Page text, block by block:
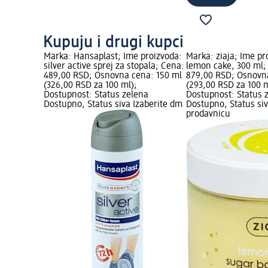
Kupuju i drugi kupci
Marka: Hansaplast; Ime proizvoda:
silver active sprej za stopala; Cena:
489,00 RSD; Osnovna cena: 150 ml
(326,00 RSD za 100 ml);
Dostupnost: Status zelena
Dostupno, Status siva Izaberite dm
Marka: ziaja; Ime
lemon cake, 300 ml;
879,00 RSD;
(293,00 RSD za 100
Dostupnost: Status
Dostupno, Status
prodavnicu